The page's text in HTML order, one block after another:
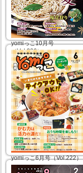
yomiっこ10月号
（Vol.226）
新蕎麦特集
●香りを楽しみ旬をたぐる
新蕎麦
●すきま時間で免疫力UP!お
手軽BODYメンテナンス
●秋目前！旬の味覚狩り
2020年10月01日
yomiっこ6月号（Vol.222）